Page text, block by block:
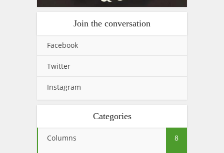
Join the conversation
Facebook
Twitter
Instagram
Categories
Columns 8